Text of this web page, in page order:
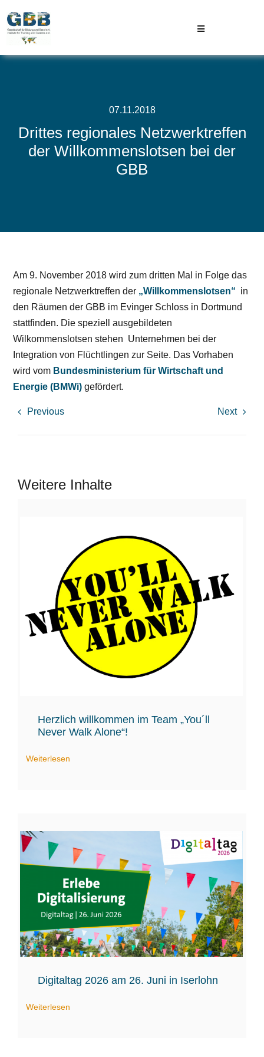
content
Toggle
GBB
Aktuelles
07.11.2018
Drittes regionales Netzwerktreffen
der Willkommenslotsen bei der
GBB
Am 9. November 2018 wird zum dritten Mal in Folge das
regionale Netzwerktreffen der „Willkommenslotsen“ in
den Räumen der GBB im Evinger Schloss in Dortmund
stattfinden. Die speziell ausgebildeten
Wilkommenslotsen stehen Unternehmen bei der
Integration von Flüchtlingen zur Seite. Das Vorhaben
wird vom Bundesministerium für Wirtschaft und
Energie (BMWi) gefördert.
Previous Next
Weitere Inhalte
Herzlich willkommen im Team „You´ll
Never Walk Alone“!
Weiterlesen
Digitaltag 2026 am 26. Juni in Iserlohn
Weiterlesen